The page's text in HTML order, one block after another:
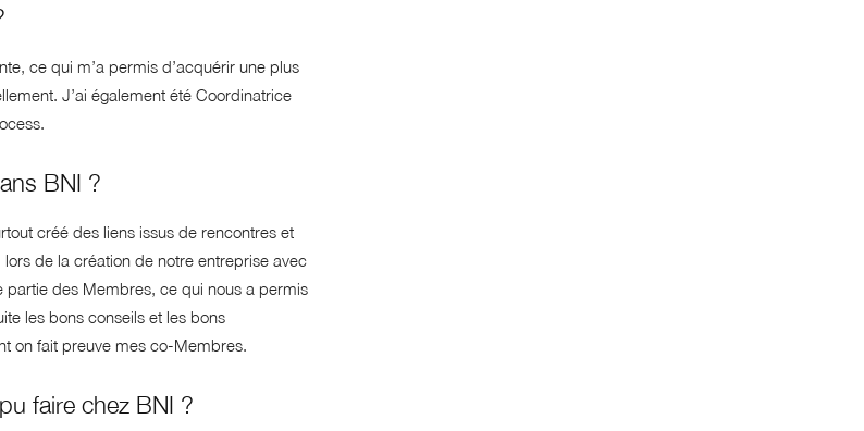
ce qui m’a permis d’acquérir une plus
J’ai également été Coordinatrice
BNI ?
créé des liens issus de rencontres et
de la création de notre entreprise avec
partie des Membres, ce qui nous a permis
les bons conseils et les bons
on fait preuve mes co-Membres.
faire chez BNI ?